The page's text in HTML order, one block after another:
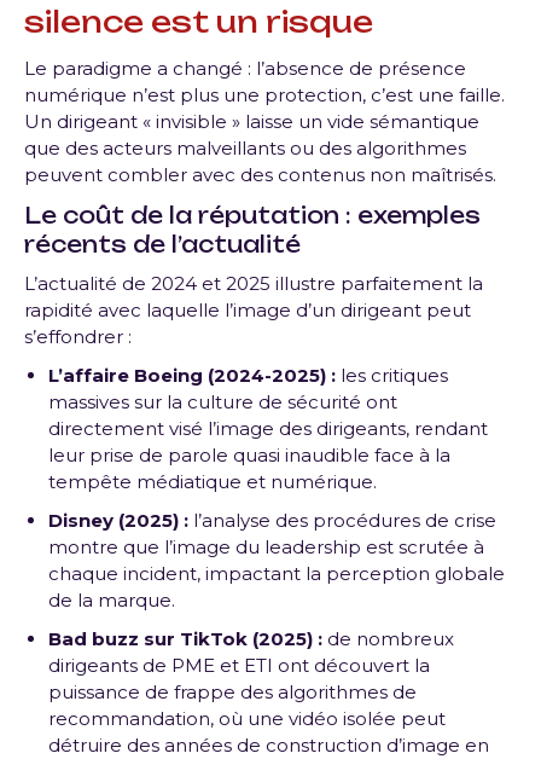
silence est un risque
Le paradigme a changé : l’absence de présence
numérique n’est plus une protection, c’est une faille.
Un dirigeant « invisible » laisse un vide sémantique
que des acteurs malveillants ou des algorithmes
peuvent combler avec des contenus non maîtrisés.
Le coût de la réputation : exemples
récents de l’actualité
L’actualité de 2024 et 2025 illustre parfaitement la
rapidité avec laquelle l’image d’un dirigeant peut
s’effondrer :
L’affaire Boeing (2024-2025) : les critiques
massives sur la culture de sécurité ont
directement visé l’image des dirigeants, rendant
leur prise de parole quasi inaudible face à la
tempête médiatique et numérique.
Disney (2025) : l’analyse des procédures de crise
montre que l’image du leadership est scrutée à
chaque incident, impactant la perception globale
de la marque.
Bad buzz sur TikTok (2025) : de nombreux
dirigeants de PME et ETI ont découvert la
puissance de frappe des algorithmes de
recommandation, où une vidéo isolée peut
détruire des années de construction d’image en